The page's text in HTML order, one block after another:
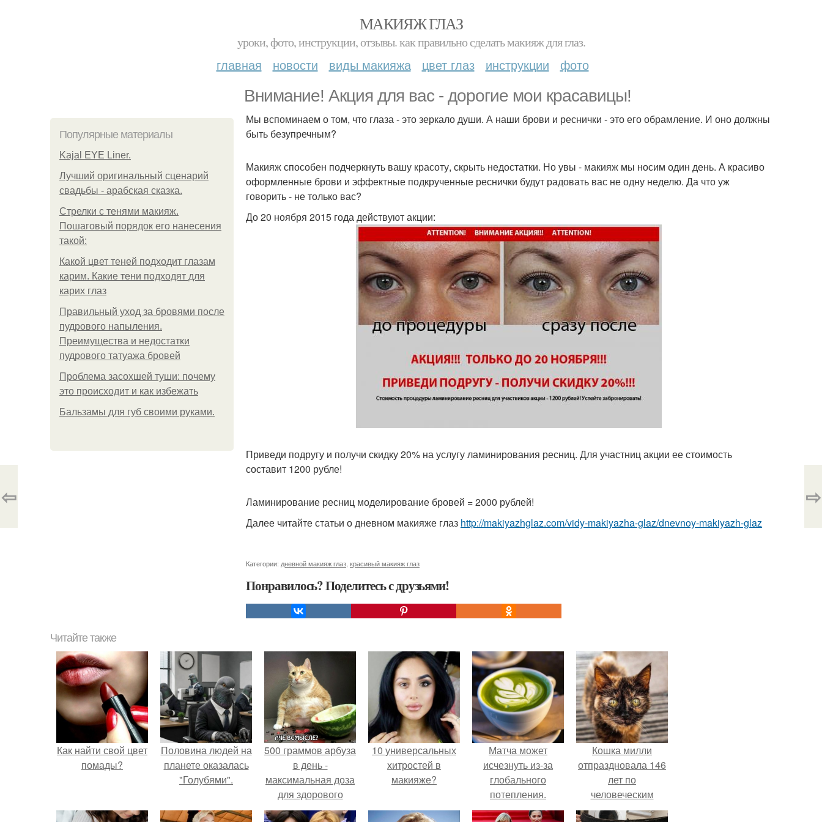
МАКИЯЖ ГЛАЗ
уроки, фото, инструкции, отзывы. как правильно сделать макияж для глаз.
главная новости виды макияжа цвет глаз инструкции фото
Внимание! Акция для вас - дорогие мои красавицы!
Популярные материалы
Kajal EYE Liner.
Лучший оригинальный сценарий
свадьбы - арабская сказка.
Стрелки с тенями макияж.
Пошаговый порядок его нанесения
такой:
Какой цвет теней подходит глазам
карим. Какие тени подходят для
карих глаз
Правильный уход за бровями после
пудрового напыления.
Преимущества и недостатки
пудрового татуажа бровей
Проблема засохшей туши: почему
это происходит и как избежать
Бальзамы для губ своими руками.
Мы вспоминаем о том, что глаза - это зеркало души. А наши брови и реснички - это его обрамление. И оно должны
быть безупречным?
Макияж способен подчеркнуть вашу красоту, скрыть недостатки. Но увы - макияж мы носим один день. А красиво
оформленные брови и эффектные подкрученные реснички будут радовать вас не одну неделю. Да что уж
говорить - не только вас?
До 20 ноября 2015 года действуют акции:
Приведи подругу и получи скидку 20% на услугу ламинирования ресниц. Для участниц акции ее стоимость
составит 1200 рубле!
Ламинирование ресниц моделирование бровей = 2000 рублей!
Далее читайте статьи о дневном макияже глаз http://makiyazhglaz.com/vidy-makiyazha-glaz/dnevnoy-makiyazh-glaz
Категории: дневной макияж глаз красивый макияж глаз
Понравилось? Поделитесь с друзьями!
⇦ ⇨
Читайте также
Как найти свой цвет
помады?
Половина людей на
планете оказалась
"Голубями".
500 граммов арбуза
в день -
максимальная доза
для здорового
взрослого,
10 универсальных
хитростей в
макияже?
Матча может
исчезнуть из-за
глобального
потепления.
Кошка милли
отпраздновала 146
лет по
человеческим
Меркам и